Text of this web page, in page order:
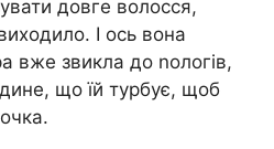
довге волосся,
І ось вона
вже звикла до nологів,
що їй турбує, щоб